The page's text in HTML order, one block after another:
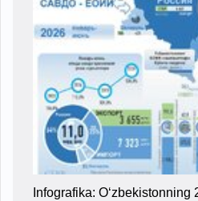
Infografika: